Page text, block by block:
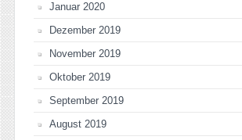
Januar 2020
Dezember 2019
November 2019
Oktober 2019
September 2019
August 2019